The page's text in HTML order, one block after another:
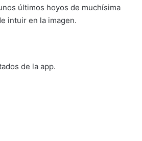
últimos hoyos de muchísima
intuir en la imagen.
de la app.